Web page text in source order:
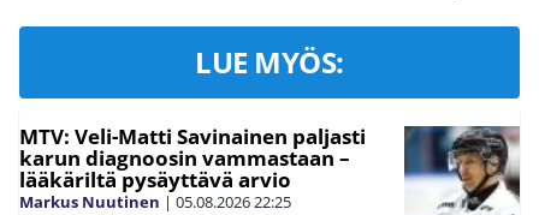
LUE MYÖS:
MTV: Veli-Matti Savinainen paljasti
karun diagnoosin vammastaan –
lääkäriltä pysäyttävä arvio
Markus Nuutinen | 05.08.202622:25